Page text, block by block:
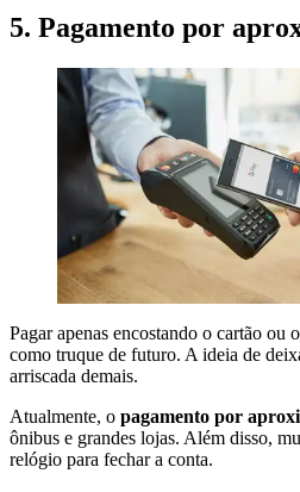
5. Pagamento por
Pagar apenas encostando o cartão ou
como truque de futuro. A ideia de
arriscada demais.
Atualmente, o pagamento por
ônibus e grandes lojas. Além disso,
relógio para fechar a conta.